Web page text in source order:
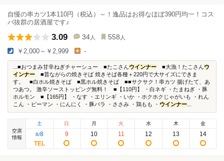
自慢の串カツ1本110円（税込）～！逸品はお得なほぼ390円均一！コス
パ抜群の居酒屋です♪
3.09 34 人 558 人
￥2,000～￥2,999 -
...■おつまみ甘辛ねぎチャーシュー ■たこさんウインナー ■大漁！たこさんウ
インナー ■昔ながらの焼きそば 焼きそば各種＋220円で大サイズにできま
す。 ■白ホル焼きそば ■黒ホル焼きそば ■■サクサク！串カツ 揚げたて、あ
つあつ。 激辛ソーストッピング無料！ ■【110円】 ・白ネギ ・たまねぎ ・豚
ホルモン ■【165円】 ・なす ・エリンギ ・いか ・ホクホクじゃがいも ・れん
こん ・ピーマン ・にんにく ・豚バラ ・ささみ ・鶏もも ・ ウインナー
空席
情報
土
8/8
日
9
月
10
火
11
水
12
木
13
金
14